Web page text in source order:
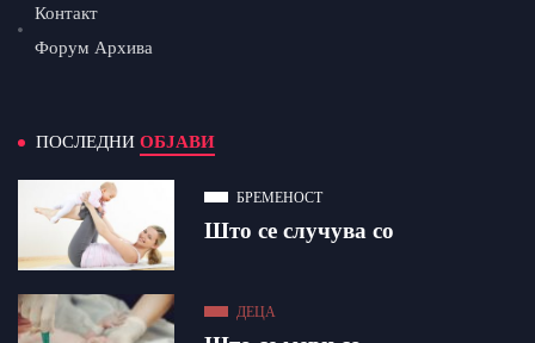
Контакт
Форум Архива
ПОСЛЕДНИ ОБЈАВИ
БРЕМЕНОСТ
Што се случува со
ДЕЦА